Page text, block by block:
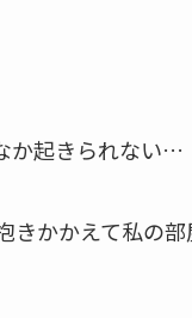
か起きられない…
かかえて私の部